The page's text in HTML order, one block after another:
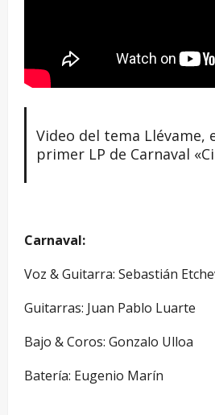
Video del tema Llévame,
primer LP de Carnaval
Carnaval:
Voz & Guitarra: Sebastián
Guitarras: Juan Pablo Luarte
Bajo & Coros: Gonzalo Ulloa
Batería: Eugenio Marín